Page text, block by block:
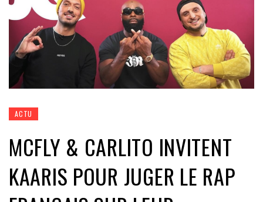
ACTU
MCFLY & CARLITO INVITENT
KAARIS POUR JUGER LE RAP